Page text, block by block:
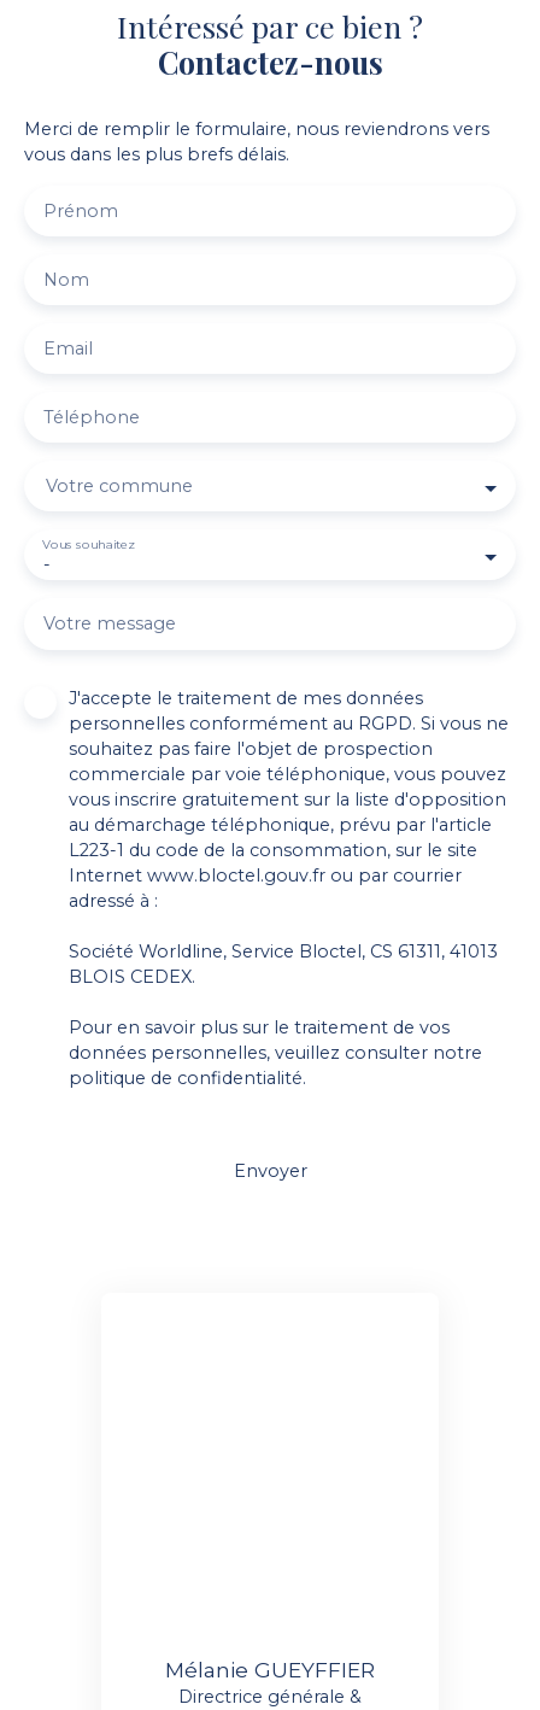
Intéressé par ce bien ?
Contactez-nous
Merci de remplir le formulaire, nous reviendrons vers
vous dans les plus brefs délais.
Prénom
Nom
Email
Téléphone
Votre commune
-
Vous souhaitez
Votre message
J'accepte le traitement de mes données
personnelles conformément au RGPD. Si vous ne
souhaitez pas faire l'objet de prospection
commerciale par voie téléphonique, vous pouvez
vous inscrire gratuitement sur la liste d'opposition
au démarchage téléphonique, prévu par l'article
L223-1 du code de la consommation, sur le site
Internet www.bloctel.gouv.fr ou par courrier
adressé à :
Société Worldline, Service Bloctel, CS 61311, 41013
BLOIS CEDEX.
Pour en savoir plus sur le traitement de vos
données personnelles, veuillez consulter notre
politique de confidentialité.
Envoyer
Mélanie GUEYFFIER
Directrice générale &